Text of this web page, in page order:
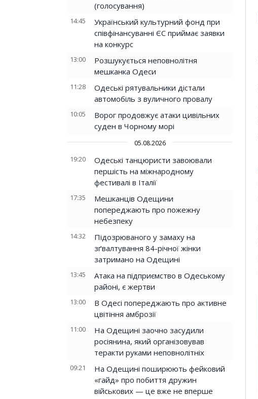
(голосування)
14:45
Український культурний фонд при
співфінансуванні ЄС приймає заявки
на конкурс
13:00
Розшукується неповнолітня
мешканка Одеси
11:28
Одеські рятувальники дістали
автомобіль з вуличного провалу
10:05
Ворог продовжує атаки цивільних
суден в Чорному морі
05.08.2026
19:20
Одеські танцюристи завоювали
першість на міжнародному
фестивалі в Італії
17:35
Мешканців Одещини
попереджають про пожежну
небезпеку
14:32
Підозрюваного у замаху на
зґвалтування 84-річної жінки
затримано на Одещині
13:45
Атака на підприємство в Одеському
районі, є жертви
13:00
В Одесі попереджають про активне
цвітіння амброзії
11:00
На Одещині заочно засудили
росіянина, який організовував
теракти руками неповнолітніх
09:21
На Одещині поширюють фейковий
«гайд» про побиття дружин
військових — це вже не вперше